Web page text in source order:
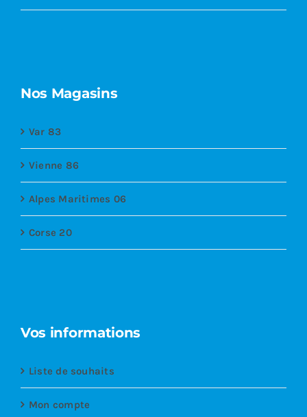
Nos Magasins
Var 83
Vienne 86
Alpes Maritimes 06
Corse 20
Vos informations
Liste de souhaits
Mon compte